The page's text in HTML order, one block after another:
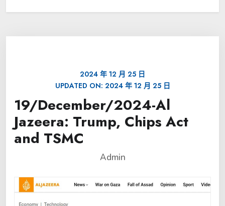
2024 年 12 月 25 日
UPDATED ON: 2024 年 12 月 25 日
19/December/2024-Al
Jazeera: Trump, Chips Act
and TSMC
Admin